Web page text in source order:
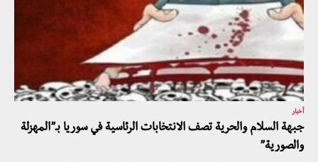
أخبار
جبهة السلام والحرية تصف الانتخابات الرئاسية في سوريا بـ”المهزلة
والصورية”